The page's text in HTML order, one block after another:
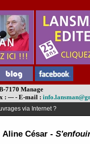
7170 Manage
: --- - E-mail :
via Internet ?
Aline César -